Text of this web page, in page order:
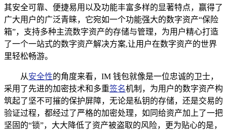
其安全可靠、便捷易用以及功能丰富多样的显著特点，赢得了
广大用户的广泛青睐，它宛如一个功能强大的数字资产“保险
箱”，支持多种主流数字资产的存储与管理，为用户精心打造
了一个一站式的数字资产解决方案,让用户在数字资产的世界
里轻松畅游。
从安全性的角度来看，IM 钱包就像是一位忠诚的卫士，
采用了先进的加密技术和多重签名机制，为用户的数字资产构
筑起了坚不可摧的保护屏障，无论是私钥的存储，还是交易的
验证过程，都经过了严格的加密处理，如同给资产加上了一把
坚固的“锁”，大大降低了资产被盗取的风险，更为贴心的是，